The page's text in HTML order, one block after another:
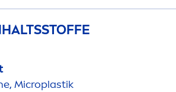
Microplastik